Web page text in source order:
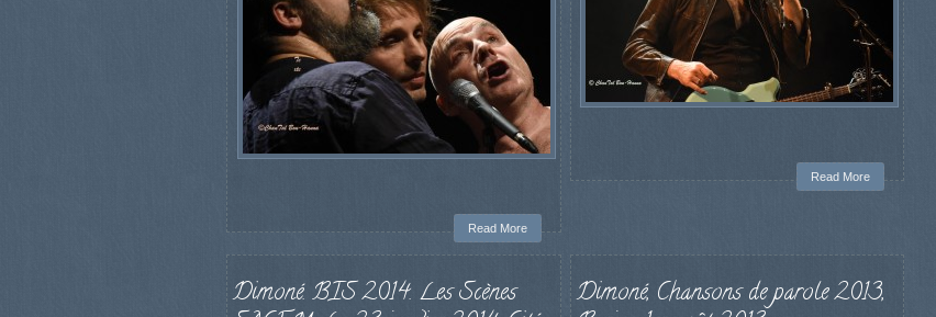
Read More
Read More
Dimoné. BIS 2014. Les Scènes Dimoné, Chansons de parole 2013,